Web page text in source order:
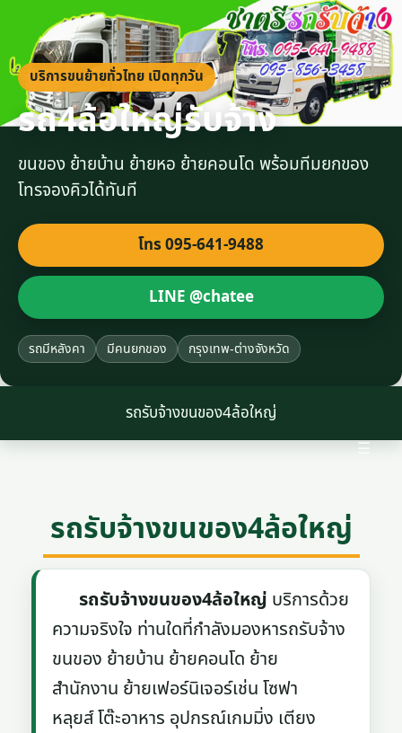
บริการขนย้ายทั่วไทย เปิดทุกวัน
รถ4ล้อใหญ่รับจ้าง
ขนของ ย้ายบ้าน ย้ายหอ ย้ายคอนโด พร้อมทีมยกของ
โทรจองคิวได้ทันที
โทร 095-641-9488
LINE @chatee
รถมีหลังคา มีคนยกของ กรุงเทพ-ต่างจังหวัด
รถรับจ้างขนของ4ล้อใหญ่
☰
รถรับจ้างขนของ4ล้อใหญ่
รถรับจ้างขนของ4ล้อใหญ่ บริการด้วย
ความจริงใจ ท่านใดที่กำลังมองหารถรับจ้าง
ขนของ ย้ายบ้าน ย้ายคอนโด ย้าย
สำนักงาน ย้ายเฟอร์นิเจอร์เช่น โซฟา
หลุยส์ โต๊ะอาหาร อุปกรณ์เกมมิ่ง เตียง